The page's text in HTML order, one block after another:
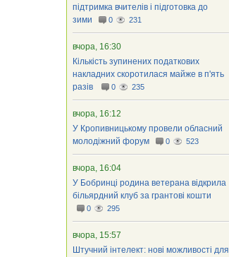
підтримка вчителів і підготовка до
зими
0 231
вчора, 16:30
Кількість зупинених податкових
накладних скоротилася майже в п'ять
разів
0 235
вчора, 16:12
У Кропивницькому провели обласний
молодіжний форум
0 523
вчора, 16:04
У Бобринці родина ветерана відкрила
більярдний клуб за грантові кошти
0 295
вчора, 15:57
Штучний інтелект: нові можливості для